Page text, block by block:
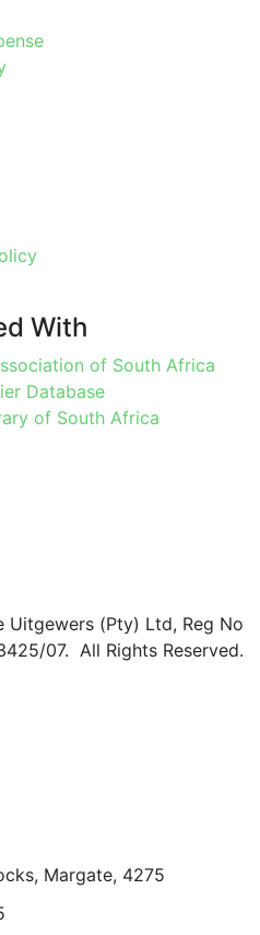
With
of South Africa
Database
of South Africa
Uitgewers (Pty) Ltd, Reg No
07. All Rights Reserved.
Margate, 4275